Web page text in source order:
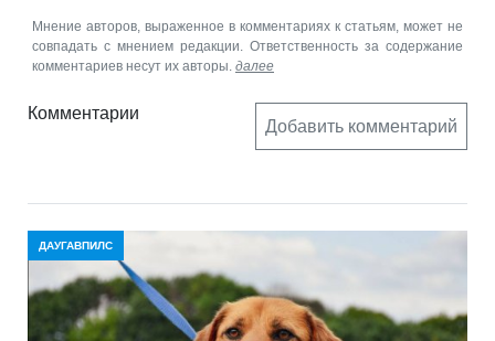
Мнение авторов, выраженное в комментариях к статьям, может не
совпадать с мнением редакции. Ответственность за содержание
комментариев несут их авторы. далее
Комментарии
Добавить комментарий
ДАУГАВПИЛС